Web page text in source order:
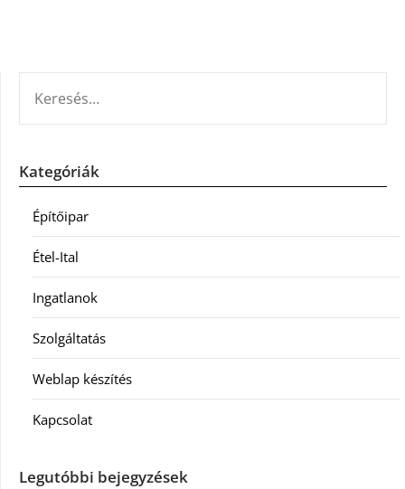
Kategóriák
Építőipar
Étel-Ital
Ingatlanok
Szolgáltatás
Weblap készítés
Kapcsolat
Legutóbbi bejegyzések